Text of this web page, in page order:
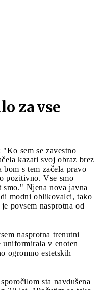
za vse
sem se zavestno
kazati svoj obraz brez
s tem začela pravo
pozitivno. Vse smo
Njena nova javna
modni oblikovalci, tako
povsem nasprotna od
nasprotna trenutni
v enoten
ogromno estetskih
sta navdušena